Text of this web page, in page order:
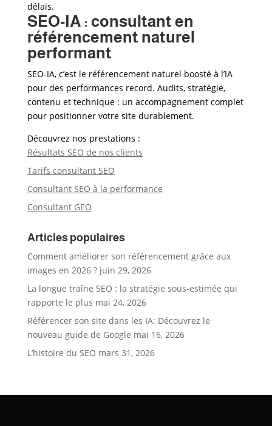
délais.
SEO-IA : consultant en
référencement naturel
performant
SEO-IA, c’est le référencement naturel boosté à l’IA
pour des performances record. Audits, stratégie,
contenu et technique : un accompagnement complet
pour positionner votre site durablement.
Découvrez nos prestations :
Résultats SEO de nos clients
Tarifs consultant SEO
Consultant SEO à la performance
Consultant GEO
Articles populaires
Comment améliorer son référencement grâce aux
images en 2026 ? juin 29, 2026
La longue traîne SEO : la stratégie sous-estimée qui
rapporte le plus mai 24, 2026
Référencer son site dans les IA: Découvrez le
nouveau guide de Google mai 16, 2026
L’histoire du SEO mars 31, 2026